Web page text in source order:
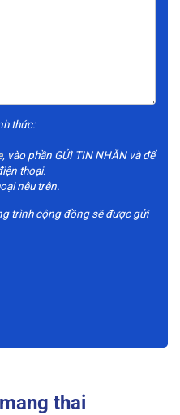
thức:
, vào phần GỬI TIN NHẮN và để
thoại.
nêu trên.
trình cộng đồng sẽ được gửi
thai